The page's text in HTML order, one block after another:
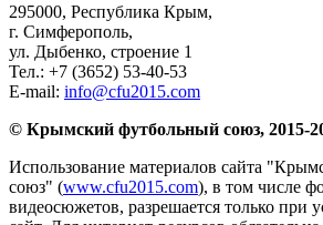
295000, Республика Крым,
г. Симферополь,
ул. Дыбенко, строение 1
Тел.: +7 (3652) 53-40-53
E-mail: info@cfu2015.com
© Крымский футбольный союз, 2015-
Использование материалов сайта
союз" (www.cfu2015.com), в том числе
видеосюжетов, разрешается только при